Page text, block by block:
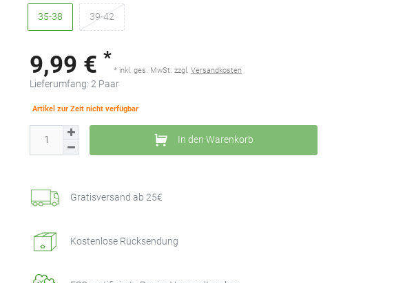
35-38 39-42
9,99 € *
* inkl. ges. MwSt. zzgl. Versandkosten
Lieferumfang: 2 Paar
Artikel zur Zeit nicht verfügbar
In den Warenkorb
Gratisversand ab 25€
Kostenlose Rücksendung